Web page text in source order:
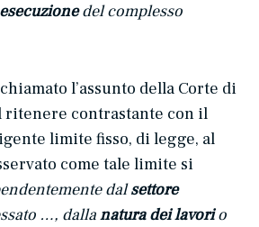
del complesso
l’assunto della Corte di
ritenere contrastante con il
limite fisso, di legge, al
come tale limite si
dalsettore
…, dallanatura dei lavorio